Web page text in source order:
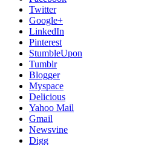
Twitter
Google+
LinkedIn
Pinterest
StumbleUpon
Tumblr
Blogger
Myspace
Delicious
Yahoo Mail
Gmail
Newsvine
Digg